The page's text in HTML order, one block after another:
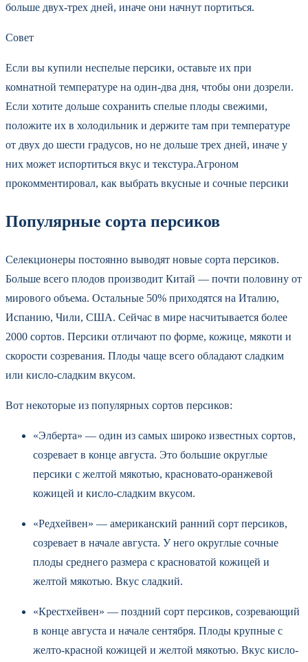
больше двух-трех дней, иначе они начнут портиться.
Совет
Если вы купили неспелые персики, оставьте их при
комнатной температуре на один-два дня, чтобы они дозрели.
Если хотите дольше сохранить спелые плоды свежими,
положите их в холодильник и держите там при температуре
от двух до шести градусов, но не дольше трех дней, иначе у
них может испортиться вкус и текстура.Агроном
прокомментировал, как выбрать вкусные и сочные персики
Популярные сорта персиков
Селекционеры постоянно выводят новые сорта персиков.
Больше всего плодов производит Китай — почти половину от
мирового объема. Остальные 50% приходятся на Италию,
Испанию, Чили, США. Сейчас в мире насчитывается более
2000 сортов. Персики отличают по форме, кожице, мякоти и
скорости созревания. Плоды чаще всего обладают сладким
или кисло-сладким вкусом.
Вот некоторые из популярных сортов персиков:
«Элберта» — один из самых широко известных сортов,
созревает в конце августа. Это большие округлые
персики с желтой мякотью, красновато-оранжевой
кожицей и кисло-сладким вкусом.
«Редхейвен» — американский ранний сорт персиков,
созревает в начале августа. У него округлые сочные
плоды среднего размера с красноватой кожицей и
желтой мякотью. Вкус сладкий.
«Крестхейвен» — поздний сорт персиков, созревающий
в конце августа и начале сентября. Плоды крупные с
желто-красной кожицей и желтой мякотью. Вкус кисло-